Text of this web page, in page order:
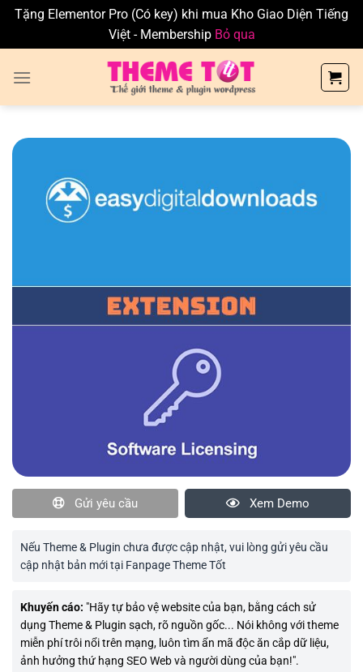
Tặng Elementor Pro (Có key) khi mua Kho Giao Diện Tiếng
Việt - Membership Bỏ qua
Gửi yêu cầu Xem Demo
Nếu Theme & Plugin chưa được cập nhật, vui lòng gửi yêu cầu
cập nhật bản mới tại Fanpage Theme Tốt
Khuyến cáo: "Hãy tự bảo vệ website của bạn, bằng cách sử
dụng Theme & Plugin sạch, rõ nguồn gốc... Nói không với theme
miễn phí trôi nổi trên mạng, luôn tìm ẩn mã độc ăn cắp dữ liệu,
ảnh hưởng thứ hạng SEO Web và người dùng của bạn!".